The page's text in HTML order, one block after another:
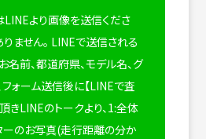
より画像を送信くださ
ません。 LINEで送信される
名前、都道府県、モデル名、グ
ォーム送信後に【LINEで査
きLINEのトークより、1:全体
ーのお写真(走行距離の分か